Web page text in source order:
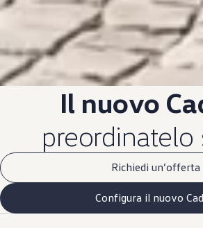
Il nuovo
preordinatelo
Richiedi un’offerta
Configura il nuovo